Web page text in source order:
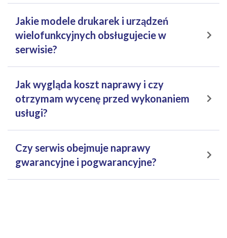
Jakie modele drukarek i urządzeń
wielofunkcyjnych obsługujecie w
serwisie?
Jak wygląda koszt naprawy i czy
otrzymam wycenę przed wykonaniem
usługi?
Czy serwis obejmuje naprawy
gwarancyjne i pogwarancyjne?